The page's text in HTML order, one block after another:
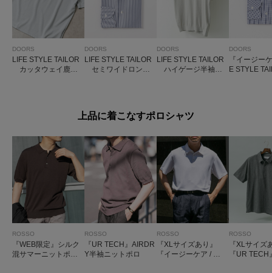
DOORS
LIFE STYLE TAILOR
カッタウェイ鹿の
DOORS
LIFE STYLE TAILOR
セミワイドロンド
DOORS
LIFE STYLE TAILOR
ハイゲージ半袖ニ
DOORS
『イージー
E STYLE
上品に着こなすポロシャツ
ROSSO
『WEB限定』シルク
混サマーニットポロ
ROSSO
『UR TECH』AIRDR
Y半袖ニットポロ
ROSSO
『XLサイズあり』
『イージーケア / 接
ROSSO
『XLサイズ
『UR